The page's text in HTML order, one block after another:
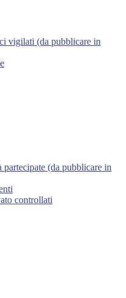
vigilati (da pubblicare in
partecipate (da pubblicare in
controllati